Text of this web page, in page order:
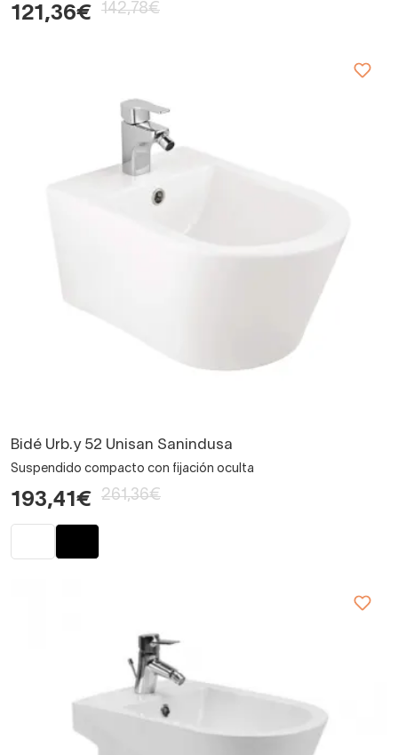
121,36€ 142,78€
Bidé Urb.y 52 Unisan Sanindusa
Suspendido compacto con fijación oculta
193,41€ 261,36€